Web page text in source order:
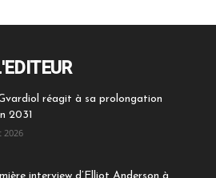
réagit à sa prolongation
2031
2026